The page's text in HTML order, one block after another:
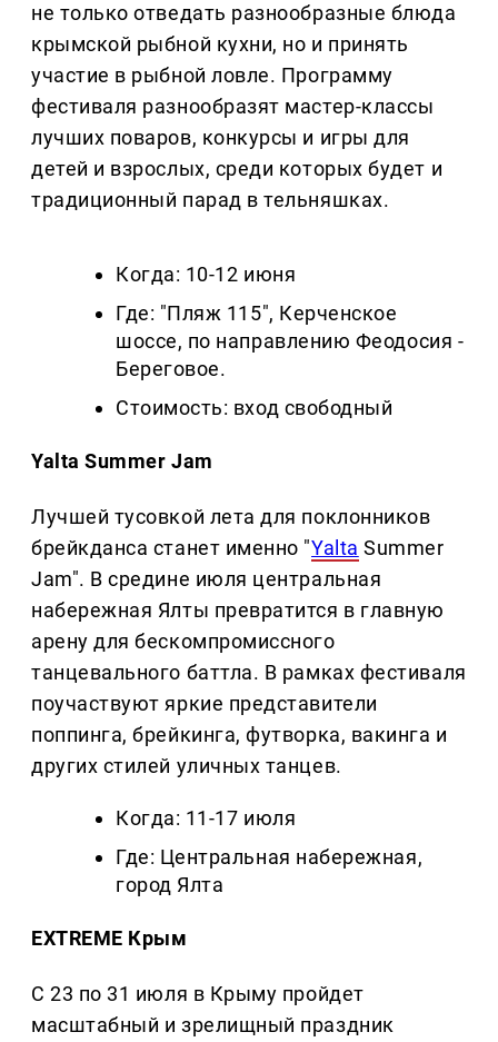
не только отведать разнообразные блюда
крымской рыбной кухни, но и принять
участие в рыбной ловле. Программу
фестиваля разнообразят мастер-классы
лучших поваров, конкурсы и игры для
детей и взрослых, среди которых будет и
традиционный парад в тельняшках.
Когда: 10-12 июня
Где: "Пляж 115", Керченское
шоссе, по направлению Феодосия -
Береговое.
Стоимость: вход свободный
Yalta Summer Jam
Лучшей тусовкой лета для поклонников
брейкданса станет именно "Yalta Summer
Jam". В средине июля центральная
набережная Ялты превратится в главную
арену для бескомпромиссного
танцевального баттла. В рамках фестиваля
поучаствуют яркие представители
поппинга, брейкинга, футворка, вакинга и
других стилей уличных танцев.
Когда: 11-17 июля
Где: Центральная набережная,
город Ялта
EXTREME Крым
С 23 по 31 июля в Крыму пройдет
масштабный и зрелищный праздник